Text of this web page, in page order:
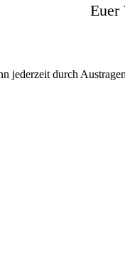
Euer
durch